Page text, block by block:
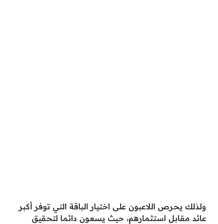
ولذلك يحرص اللاعبون على اختيار الباقة التي توفر أكبر
عائد مقابل استثمارهم، حيث يسعون دائما لتحقيق